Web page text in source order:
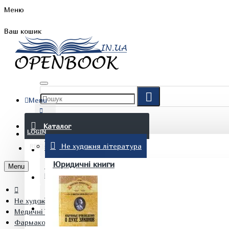
Меню
Ваш кошик
БЛОГ
КОНТАКТИ
(097) 015 28 90
Menu
Каталог
Не художня література
Юридичні книги
LOGIN
REGISTER
Menu
Не художня література
Медичні книги
Фармакологія. Технологія ліків